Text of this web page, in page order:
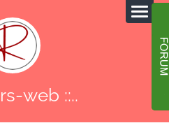
web ::..